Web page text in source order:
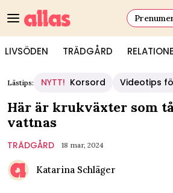
LIVSÖDEN TRÄDGÅRD
Lästips: NYTT! Korsord Videotips
Här är krukväxter som
vattnas
TRÄDGÅRD 18 mar, 2024
Katarina Schläger